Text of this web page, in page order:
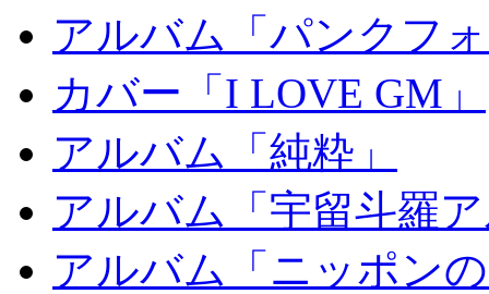
アルバム「パンクフ
カバー「I LOVE GM」
アルバム「純粋」
アルバム「宇留斗羅
アルバム「ニッポン